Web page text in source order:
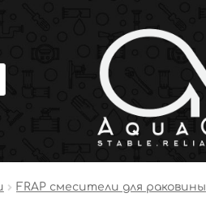
FRAP смесители для раковины